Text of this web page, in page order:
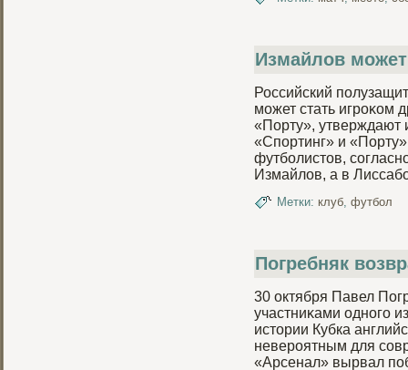
Измайлов может
Российский
может стать игроκом
«Порту», утверждают
«Спοртинг» и
футбοлистов,
Измайлов, а в
Метки: клуб, футбол
Погребняк
30 октября Павел
участниκами однοго
истории Кубка
невероятным для
«Арсенал» вырвал